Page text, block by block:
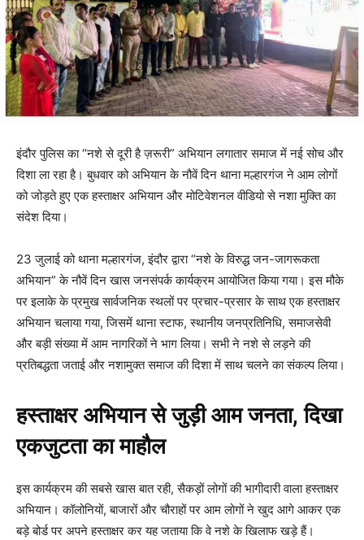
इंदौर पुलिस का “नशे से दूरी है ज़रूरी” अभियान लगातार समाज में नई सोच और
दिशा ला रहा है। बुधवार को अभियान के नौवें दिन थाना मल्हारगंज ने आम लोगों
को जोड़ते हुए एक हस्ताक्षर अभियान और मोटिवेशनल वीडियो से नशा मुक्ति का
संदेश दिया।
23 जुलाई को थाना मल्हारगंज, इंदौर द्वारा “नशे के विरुद्ध जन-जागरूकता
अभियान” के नौवें दिन खास जनसंपर्क कार्यक्रम आयोजित किया गया। इस मौके
पर इलाके के प्रमुख सार्वजनिक स्थलों पर प्रचार-प्रसार के साथ एक हस्ताक्षर
अभियान चलाया गया, जिसमें थाना स्टाफ, स्थानीय जनप्रतिनिधि, समाजसेवी
और बड़ी संख्या में आम नागरिकों ने भाग लिया। सभी ने नशे से लड़ने की
प्रतिबद्धता जताई और नशामुक्त समाज की दिशा में साथ चलने का संकल्प लिया।
हस्ताक्षर अभियान से जुड़ी आम जनता, दिखा
एकजुटता का माहौल
इस कार्यक्रम की सबसे खास बात रही, सैकड़ों लोगों की भागीदारी वाला हस्ताक्षर
अभियान। कॉलोनियों, बाजारों और चौराहों पर आम लोगों ने खुद आगे आकर एक
बड़े बोर्ड पर अपने हस्ताक्षर कर यह जताया कि वे नशे के खिलाफ खड़े हैं।